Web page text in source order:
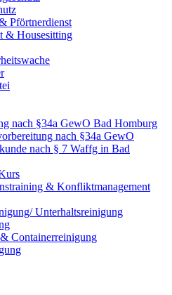
Pförtnerdienst
& Housesitting
nach §34a GewO Bad Homburg
nach §34a GewO
nach § 7 Waffg in Bad
& Konfliktmanagement
Unterhaltsreinigung
Containerreinigung